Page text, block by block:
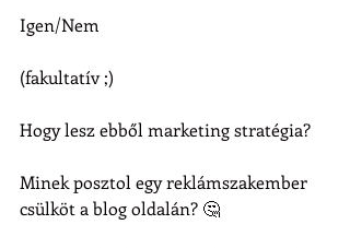
Igen/Nem
(fakultatív ;)
Hogy lesz ebből marketing stratégia?
Minek posztol egy reklámszakember
csülköt a blog oldalán? 🤔